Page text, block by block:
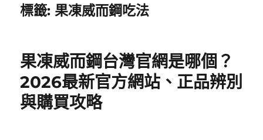
標籤:果凍威而鋼吃法
果凍威而鋼台灣官網是哪個？
2026最新官方網站、正品辨別
與購買攻略